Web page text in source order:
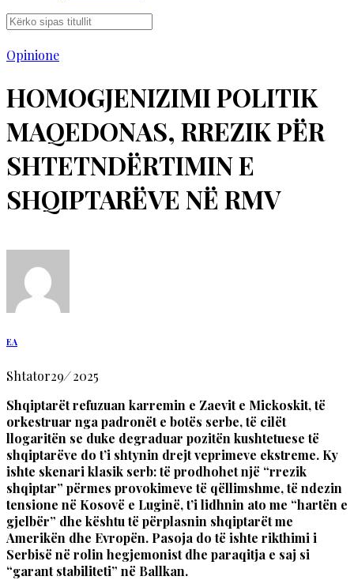
Opinione
HOMOGJENIZIMI POLITIK
MAQEDONAS, RREZIK PËR
SHTETNDËRTIMIN E
SHQIPTARËVE NË RMV
EA
Shtator29/2025
Shqiptarët refuzuan karremin e Zaevit e Mickoskit, të
orkestruar nga padronët e botës serbe, të cilët
llogaritën se duke degraduar pozitën kushtetuese të
shqiptarëve do t’i shtynin drejt veprimeve ekstreme. Ky
ishte skenari klasik serb: të prodhohet një “rrezik
shqiptar” përmes provokimeve të qëllimshme, të ndezin
tensione në Kosovë e Luginë, t’i lidhnin ato me “hartën e
gjelbër” dhe kështu të përplasnin shqiptarët me
Amerikën dhe Evropën. Pasoja do të ishte rikthimi i
Serbisë në rolin hegjemonist dhe paraqitja e saj si
“garant stabiliteti” në Ballkan.